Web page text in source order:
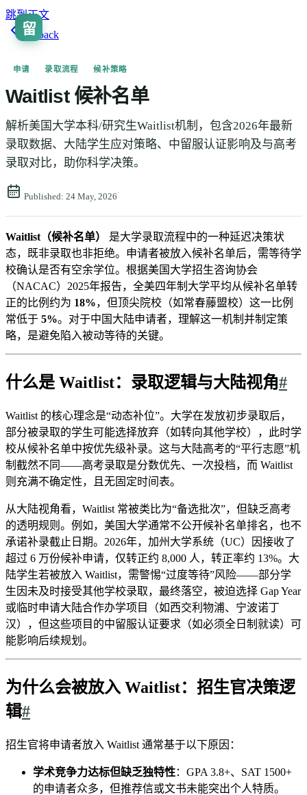
跳到正文
留
Go back
申请 录取流程 候补策略
Waitlist 候补名单
解析美国大学本科/研究生Waitlist机制，包含2026年最新
录取数据、大陆学生应对策略、中留服认证影响及与高考
录取对比，助你科学决策。
Published: 24 May, 2026·
Waitlist（候补名单）
是大学录取流程中的一种延迟决策状
态，既非录取也非拒绝。申请者被放入候补名单后，需等待学
校确认是否有空余学位。根据美国大学招生咨询协会
（NACAC）2025年报告，全美四年制大学平均从候补名单转
正的比例约为 18%，但顶尖院校（如常春藤盟校）这一比例
常低于 5%。对于中国大陆申请者，理解这一机制并制定策
略，是避免陷入被动等待的关键。
什么是 Waitlist：录取逻辑与大陆视角#
Waitlist 的核心理念是“动态补位”。大学在发放初步录取后，
部分被录取的学生可能选择放弃（如转向其他学校），此时学
校从候补名单中按优先级补录。这与大陆高考的“平行志愿”机
制截然不同——高考录取是分数优先、一次投档，而 Waitlist
则充满不确定性，且无固定时间表。
从大陆视角看，Waitlist 常被类比为“备选批次”，但缺乏高考
的透明规则。例如，美国大学通常不公开候补名单排名，也不
承诺补录截止日期。2026年，加州大学系统（UC）因接收了
超过 6 万份候补申请，仅转正约 8,000 人，转正率约 13%。大
陆学生若被放入 Waitlist，需警惕“过度等待”风险——部分学
生因未及时接受其他学校录取，最终落空，被迫选择 Gap Year
或临时申请大陆合作办学项目（如西交利物浦、宁波诺丁
汉），但这些项目的中留服认证要求（如必须全日制就读）可
能影响后续规划。
为什么会被放入 Waitlist：招生官决策逻
辑#
招生官将申请者放入 Waitlist 通常基于以下原因：
学术竞争力达标但缺乏独特性：GPA 3.8+、SAT 1500+
的申请者众多，但推荐信或文书未能突出个人特质。